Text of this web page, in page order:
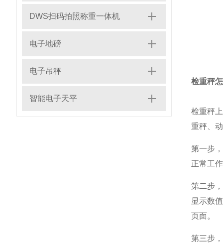
DWS扫码拍照称重一体机
电子地磅
电子吊秤
智能电子天平
检重秤
检重秤
重秤、
第一步
正常工
第二步
显示数
页面。
第三步